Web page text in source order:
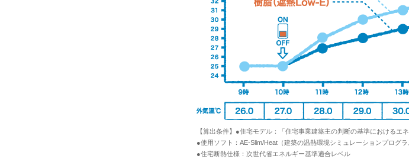
【算出条件】●住宅モデル：「住宅事業建築主の判断の基準におけるエ
●使用ソフト：AE-Slim/Heat（建築の温熱環境シミュレーションプログ
●住宅断熱仕様：次世代省エネルギー基準適合レベル